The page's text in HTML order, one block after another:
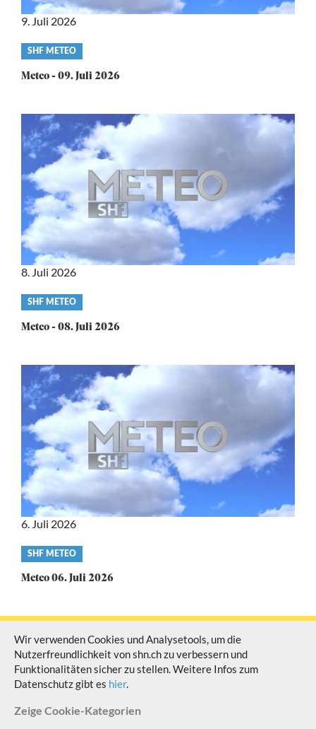
Video
category
SHF METEO
Meteo - 09. Juli 2026
9. Juli 2026
Video
category
SHF METEO
Meteo - 08. Juli 2026
8. Juli 2026
Video
category
SHF METEO
Meteo 06. Juli 2026
6. Juli 2026
© Schaffhauser Fernsehen Alle Rechte vorbehalten
Wir verwenden Cookies und Analysetools, um die
Nutzerfreundlichkeit von shn.ch zu verbessern und
Funktionalitäten sicher zu stellen. Weitere Infos zum
Datenschutz gibt es hier.
Zeige Cookie-Kategorien